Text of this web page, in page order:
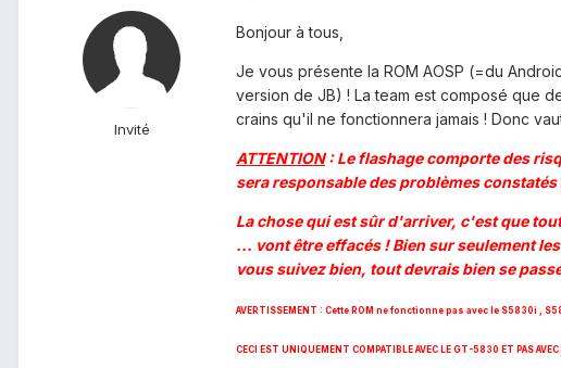
Invité
Bonjour à tous,
Je vous présente la ROM AOSP (=du
version de JB) ! La team est composé que
crains qu'il ne fonctionnera jamais ! Donc
ATTENTION: Le flashage comporte des
sera responsable des problèmes
La chose qui est sûr d'arriver, c'est que
... vont être effacés ! Bien sur seulement
vous suivez bien, tout devrais bien se
AVERTISSEMENT : Cette ROM ne fonctionne pas avec le S5830i ,
CECI EST UNIQUEMENT COMPATIBLE AVEC LE GT-5830 ET PAS AVEC